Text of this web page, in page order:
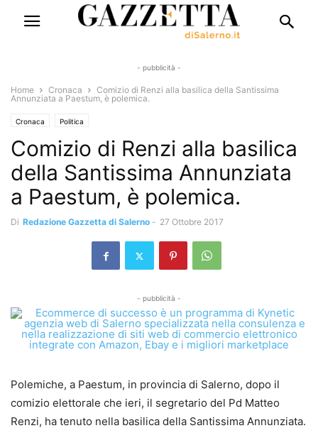
- pubblicità -
Home Cronaca
Comizio di Renzi alla basilica della Santissima
Annunziata a Paestum, è polemica.
Cronaca Politica
Comizio di Renzi alla basilica
della Santissima Annunziata
a Paestum, è polemica.
Di Redazione Gazzetta di Salerno - 27 Ottobre 2017
- pubblicità -
Polemiche, a Paestum, in provincia di Salerno, dopo il
comizio elettorale che ieri, il segretario del Pd Matteo
Renzi, ha tenuto nella basilica della Santissima Annunziata.